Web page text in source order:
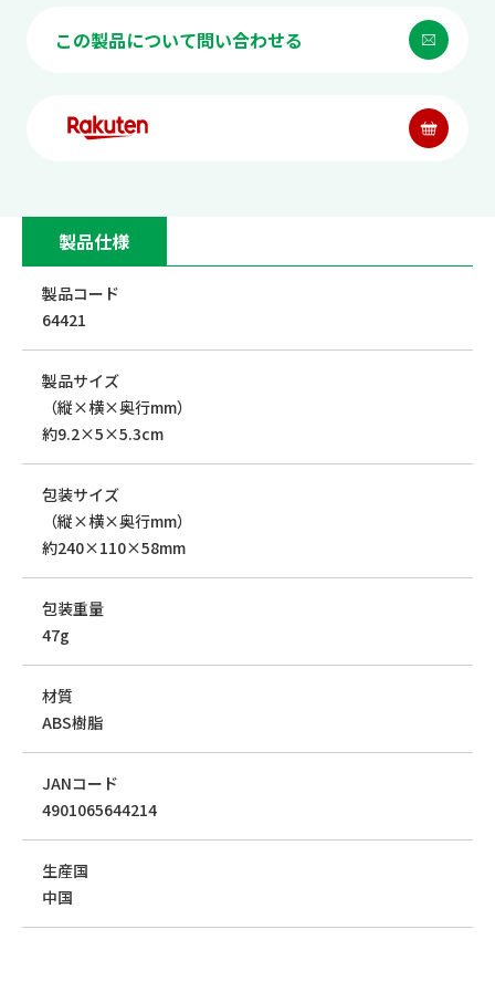
製品仕様
製品コード
64421
製品サイズ
（縦×横×奥行mm）
約9.2×5×5.3cm
包装サイズ
（縦×横×奥行mm）
約240×110×58mm
包装重量
47g
材質
ABS樹脂
JANコード
4901065644214
生産国
中国
この製品について問い合わせる